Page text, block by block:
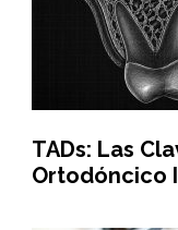
TADs: Las
Ortodóncico